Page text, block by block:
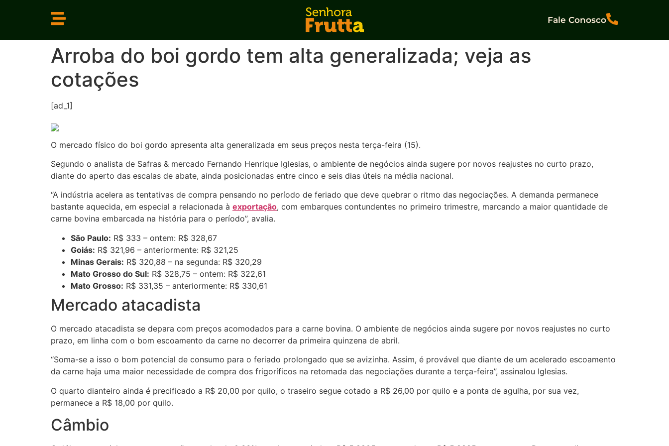
Fale Conosco
Arroba do boi gordo tem alta generalizada; veja as
cotações
[ad_1]
O mercado físico do boi gordo apresenta alta generalizada em seus preços nesta terça-feira (15).
Segundo o analista de Safras & mercado Fernando Henrique Iglesias, o ambiente de negócios ainda sugere por novos reajustes no curto prazo,
diante do aperto das escalas de abate, ainda posicionadas entre cinco e seis dias úteis na média nacional.
“A indústria acelera as tentativas de compra pensando no período de feriado que deve quebrar o ritmo das negociações. A demanda permanece
bastante aquecida, em especial a relacionada à exportação, com embarques contundentes no primeiro trimestre, marcando a maior quantidade de
carne bovina embarcada na história para o período”, avalia.
São Paulo: R$ 333 – ontem: R$ 328,67
Goiás: R$ 321,96 – anteriormente: R$ 321,25
Minas Gerais: R$ 320,88 – na segunda: R$ 320,29
Mato Grosso do Sul: R$ 328,75 – ontem: R$ 322,61
Mato Grosso: R$ 331,35 – anteriormente: R$ 330,61
Mercado atacadista
O mercado atacadista se depara com preços acomodados para a carne bovina. O ambiente de negócios ainda sugere por novos reajustes no curto
prazo, em linha com o bom escoamento da carne no decorrer da primeira quinzena de abril.
“Soma-se a isso o bom potencial de consumo para o feriado prolongado que se avizinha. Assim, é provável que diante de um acelerado escoamento
da carne haja uma maior necessidade de compra dos frigoríficos na retomada das negociações durante a terça-feira”, assinalou Iglesias.
O quarto dianteiro ainda é precificado a R$ 20,00 por quilo, o traseiro segue cotado a R$ 26,00 por quilo e a ponta de agulha, por sua vez,
permanece a R$ 18,00 por quilo.
Câmbio